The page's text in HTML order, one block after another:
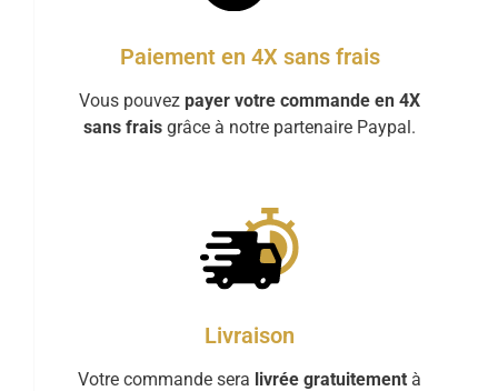
Paiement en 4X sans frais
Vous pouvez payer votre commande en 4X
sans frais grâce à notre partenaire Paypal.
Livraison
Votre commande sera livrée gratuitement à